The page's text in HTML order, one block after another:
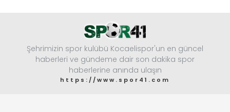
Şehrimizin spor kulübü Kocaelispor'un en güncel
haberleri ve gündeme dair son dakika spor
haberlerine anında ulaşın
https://www.spor41.com